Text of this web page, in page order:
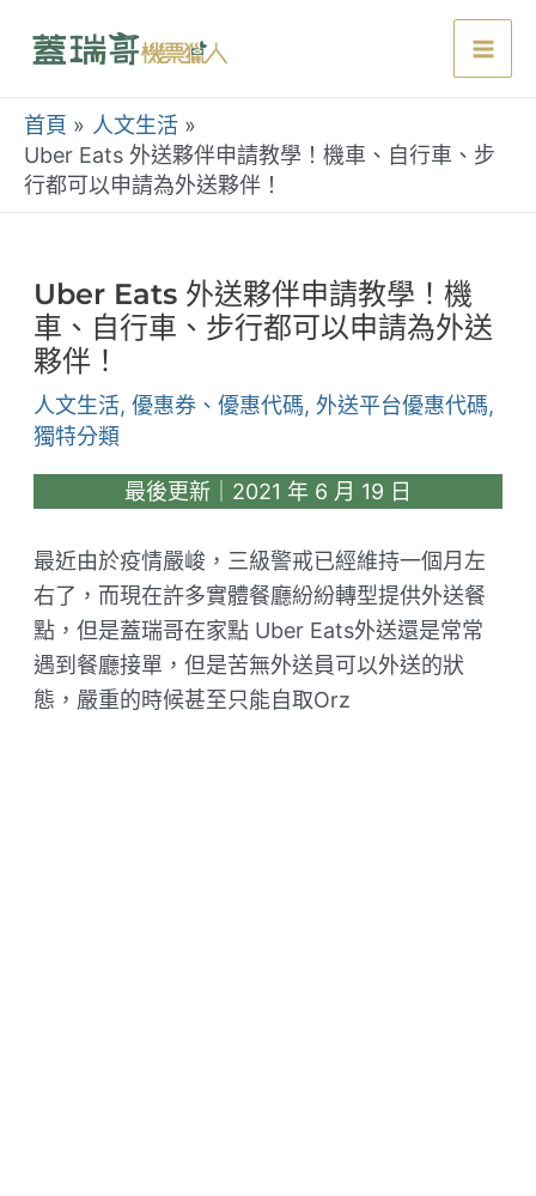
首頁
人文生活
Uber Eats 外送夥伴申請教學！機車、自行車、步
行都可以申請為外送夥伴！
Uber Eats 外送夥伴申請教學！機
車、自行車、步行都可以申請為外送
夥伴！
人文生活, 優惠券、優惠代碼, 外送平台優惠代碼,
獨特分類
最後更新｜2021 年 6 月 19 日
最近由於疫情嚴峻，三級警戒已經維持一個月左
右了，而現在許多實體餐廳紛紛轉型提供外送餐
點，但是蓋瑞哥在家點 Uber Eats外送還是常常
遇到餐廳接單，但是苦無外送員可以外送的狀
態，嚴重的時候甚至只能自取Orz